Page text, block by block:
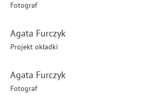
Fotograf
Agata Furczyk
Projekt okładki
Agata Furczyk
Fotograf